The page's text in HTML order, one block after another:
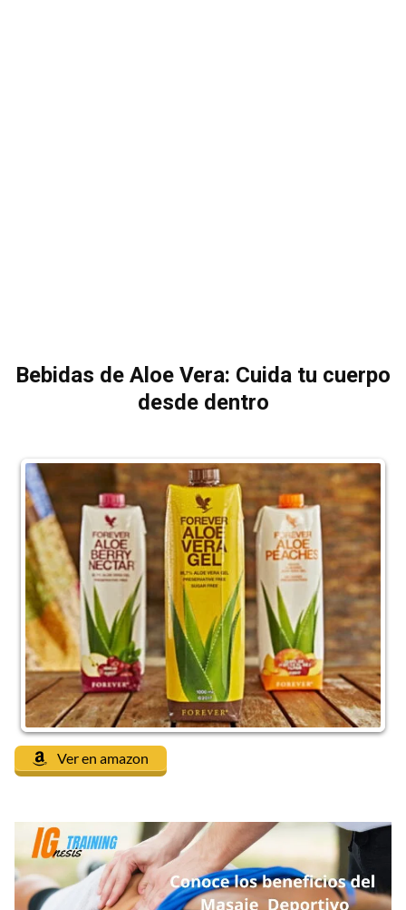
Bebidas de Aloe Vera: Cuida tu cuerpo
desde dentro
Ver en amazon